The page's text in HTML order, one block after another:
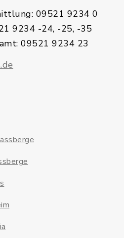
09521 9234 0
9234 -24, -25, -35
09521 9234 23